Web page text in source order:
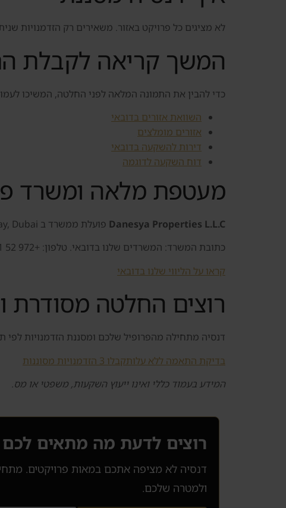
לא מציגים כל פרויקט באזור. משאירים רק הזדמנויות
המשך קריאה לקבלת
כדי להבין את התמונה המלאה לפני החלטה, המשיכו
השוואת אזורים בדובאי
אזורים מומלצים
דירות להשקעה בדובאי
דוח השקעה לדוגמה
מעטפת מלאה ומשרד
Danesya Properties L.L.C פועלת ממשרד ב Business Bay, Dubai, ומלווה משקיעים ישראלים ברכישה, מכירה, השכרה וניהול נכסים בדובאי.
כתובת המשרד: המשרדים שלנו בדובאי. טלפון: +972 52 601 2019.
קראו על הליווי שלנו בדובאי
רוצים החלטה מסודרת
דנסיה מתחילה מהפרופיל שלכם ומסננת הזדמנויות לפי
בדיקת התאמה ללא עלותקבלו 3 הזדמנויות מסוננות
המידע בעמוד כללי ואינו ייעוץ השקעות, משפטי או מס.
רוצים לדעת מה מתאים
ולמטרה שלכם.